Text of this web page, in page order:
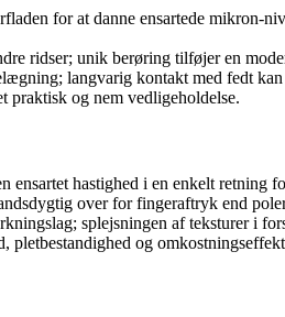
for at danne ensartede mikron-
ridser; unik berøring tilføjer en
langvarig kontakt med fedt
praktisk og nem vedligeholdelse.
hastighed i en enkelt retning
over for fingeraftryk end
splejsningen af teksturer i
pletbestandighed og